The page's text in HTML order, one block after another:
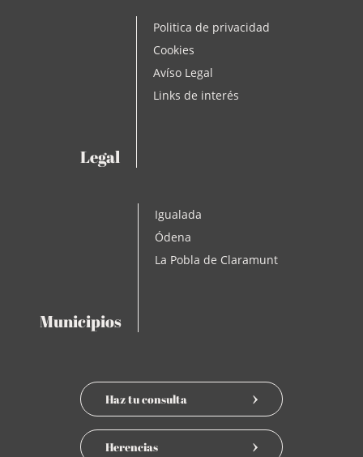
Legal
Politica de privacidad
Cookies
Avíso Legal
Links de interés
Municipios
Igualada
Ódena
La Pobla de Claramunt
Haz tu consulta
Herencias